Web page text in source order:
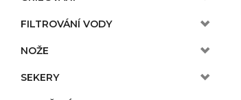
FILTROVÁNÍ VODY
NOŽE
SEKERY